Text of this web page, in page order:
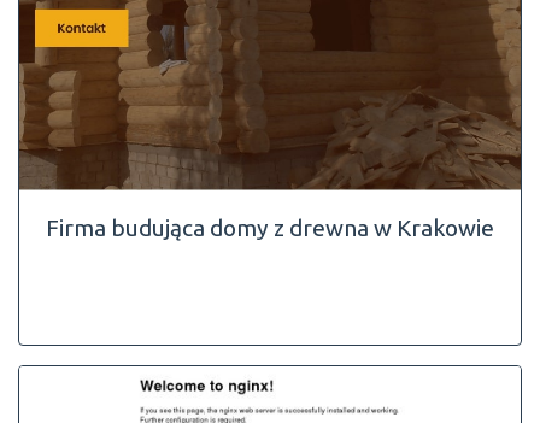
Firma budująca domy z drewna w Krakowie